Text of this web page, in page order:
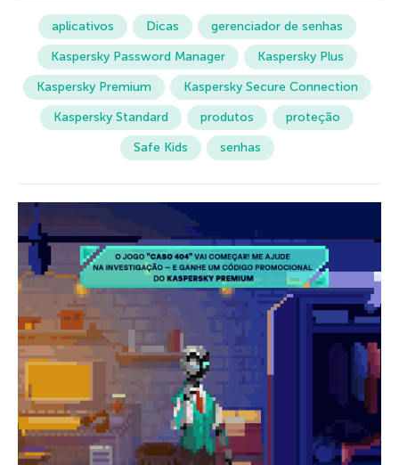
aplicativos Dicas
gerenciador de senhas
Kaspersky Password Manager
Kaspersky Plus
Kaspersky Premium
Kaspersky Secure Connection
Kaspersky Standard
produtos
proteção
Safe Kids
senhas